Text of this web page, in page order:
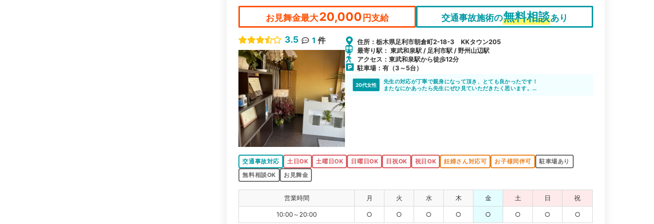
お見舞金最大20,000円支給 交通事故施術の無料相談あり
3.5 1 件
住所：栃木県足利市朝倉町2-18-3 KKタウン205
最寄り駅： 東武和泉駅 / 足利市駅 / 野州山辺駅
アクセス：東武和泉駅から徒歩12分
駐車場：有（3～5台）
20代女性
先生の対応が丁寧で親身になって頂き、とても良かったです！
またなにかあったら先生にぜひ見ていただきたく思います。
交通事故対応 土日OK 土曜日OK 日曜日OK 日祝OK 祝日OK 妊婦さん対応可 お子様同伴可
駐車場あり
無料相談OK
お見舞金
営業時間 月 火 水 木 金 土 日 祝
10:00～20:00 ○ ○ ○ ○ ○ ○ ○ ○